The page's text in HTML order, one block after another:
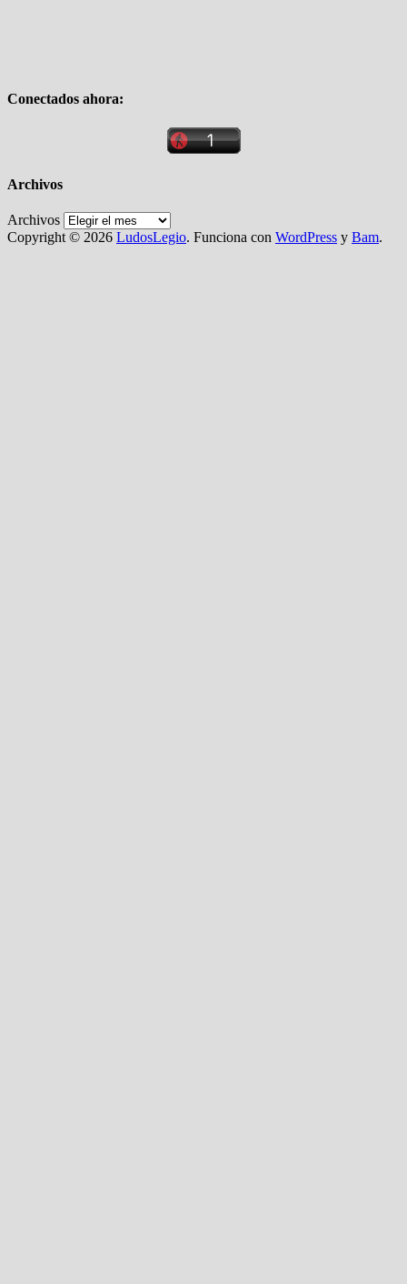
Conectados ahora:
Archivos
Archivos
Copyright © 2026 LudosLegio. Funciona con WordPress y Bam.